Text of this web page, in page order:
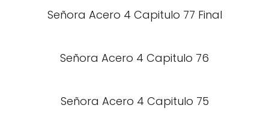
Señora Acero 4 Capitulo 77 Final
Señora Acero 4 Capitulo 76
Señora Acero 4 Capitulo 75